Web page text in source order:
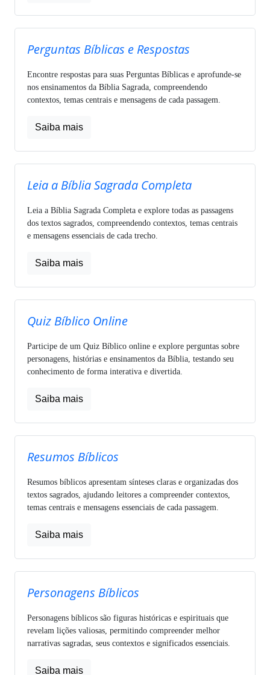
Perguntas Bíblicas e Respostas
Encontre respostas para suas Perguntas Bíblicas e aprofunde-se
nos ensinamentos da Bíblia Sagrada, compreendendo
contextos, temas centrais e mensagens de cada passagem.
Saiba mais
Leia a Bíblia Sagrada Completa
Leia a Bíblia Sagrada Completa e explore todas as passagens
dos textos sagrados, compreendendo contextos, temas centrais
e mensagens essenciais de cada trecho.
Saiba mais
Quiz Bíblico Online
Participe de um Quiz Bíblico online e explore perguntas sobre
personagens, histórias e ensinamentos da Bíblia, testando seu
conhecimento de forma interativa e divertida.
Saiba mais
Resumos Bíblicos
Resumos bíblicos apresentam sínteses claras e organizadas dos
textos sagrados, ajudando leitores a compreender contextos,
temas centrais e mensagens essenciais de cada passagem.
Saiba mais
Personagens Bíblicos
Personagens bíblicos são figuras históricas e espirituais que
revelam lições valiosas, permitindo compreender melhor
narrativas sagradas, seus contextos e significados essenciais.
Saiba mais